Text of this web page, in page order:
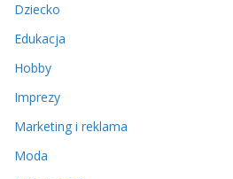
Dziecko
Edukacja
Hobby
Imprezy
Marketing i reklama
Moda